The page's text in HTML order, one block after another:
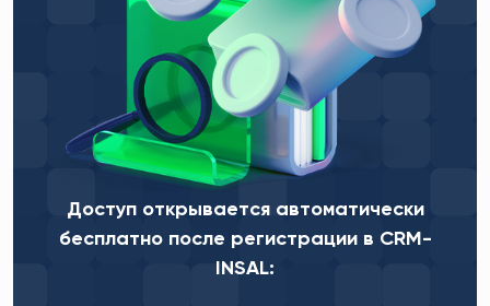
Доступ открывается автоматически
бесплатно после регистрации в CRM-
INSAL: